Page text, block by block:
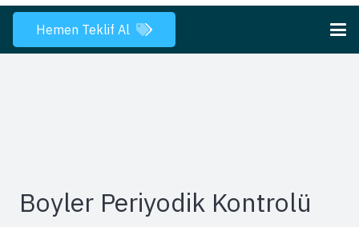
Hemen Teklif Al
Boyler Periyodik Kontrolü